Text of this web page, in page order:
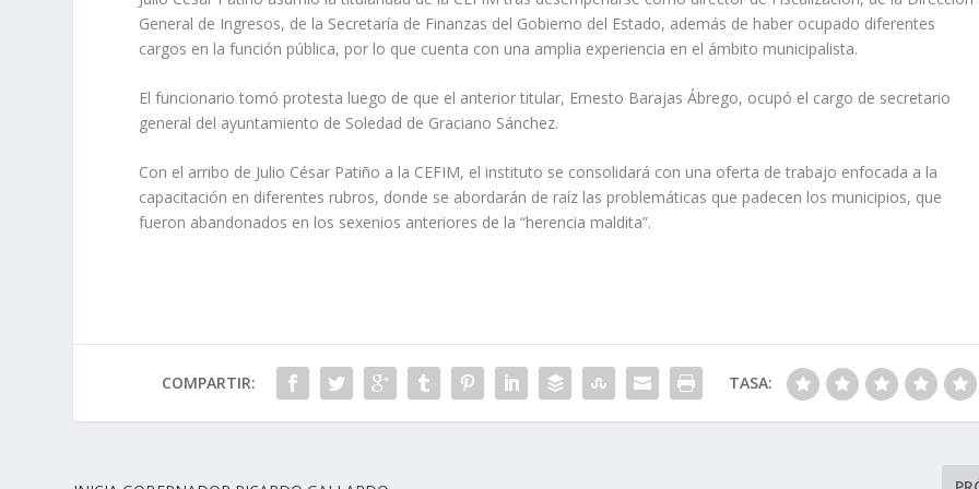
General de Ingresos, de la Secretaría de Finanzas del Gobierno del Estado, además de haber ocupado diferentes
cargos en la función pública, por lo que cuenta con una amplia experiencia en el ámbito municipalista.
El funcionario tomó protesta luego de que el anterior titular, Ernesto Barajas Ábrego, ocupó el cargo de secretario
general del ayuntamiento de Soledad de Graciano Sánchez.
Con el arribo de Julio César Patiño a la CEFIM, el instituto se consolidará con una oferta de trabajo enfocada a la
capacitación en diferentes rubros, donde se abordarán de raíz las problemáticas que padecen los municipios, que
fueron abandonados en los sexenios anteriores de la “herencia maldita”.
COMPARTIR: TASA: